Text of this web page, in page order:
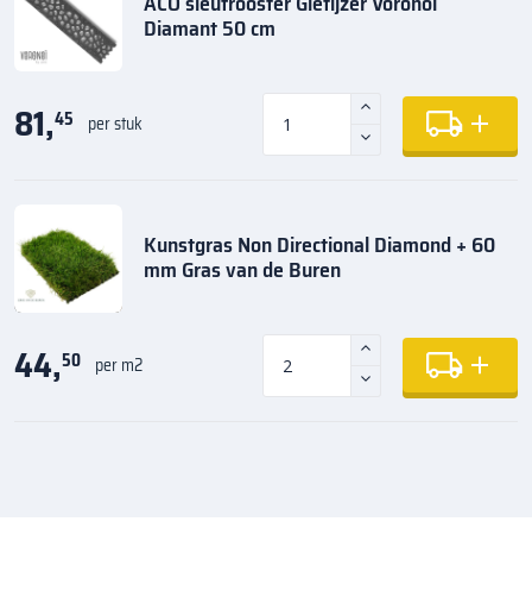
Diamant 50 cm
81,45 per stuk
Kunstgras Non Directional Diamond + 60
mm Gras van de Buren
44,50 per m2